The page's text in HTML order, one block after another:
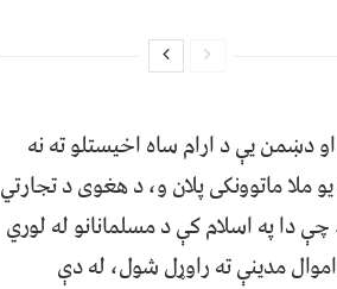
دښمن یې د ارام ساه اخیستلو ته نه
ملا ماتوونکی پلان و، د هغوی د تجارتي
دا په اسلام کې د مسلمانانو له لوري
مدینې ته راوړل شول، له دې